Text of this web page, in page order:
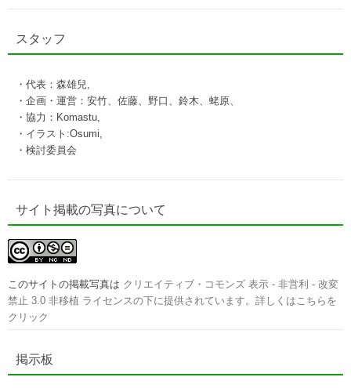
スタッフ
・代表：森雄兒,
・企画・運営：安竹、佐藤、野口、鈴木、蛯原、
・協力：Komastu,
・イラスト:Osumi,
・検討委員会
サイト掲載の写真について
このサイトの掲載写真は クリエイティブ・コモンズ 表示 - 非営利 - 改変
禁止 3.0 非移植 ライセンスの下に提供されています。詳しくはこちらを
クリック
掲示板